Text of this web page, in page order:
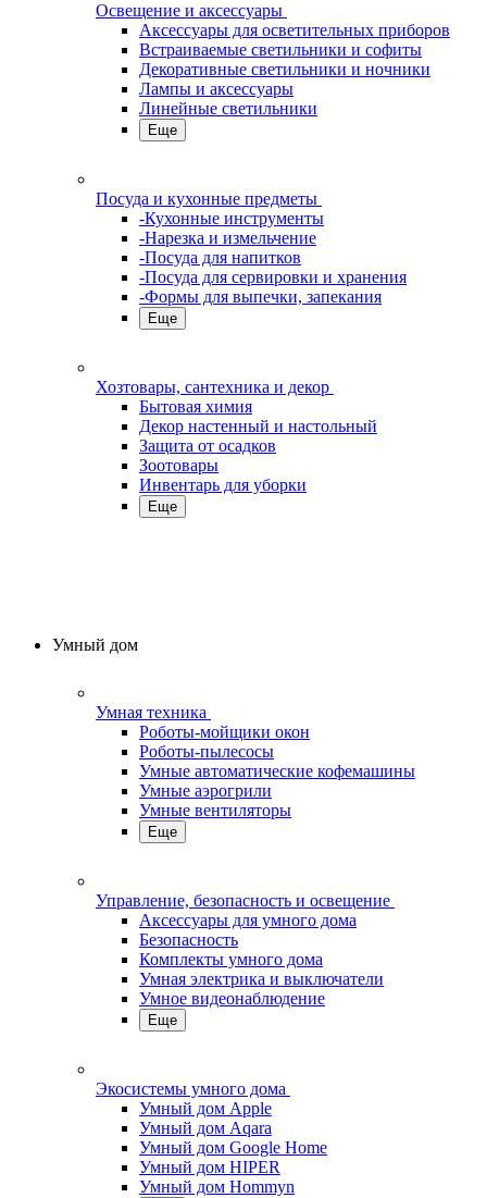
Освещение и аксессуары
Аксессуары для осветительных приборов
Встраиваемые светильники и софиты
Декоративные светильники и ночники
Лампы и аксессуары
Линейные светильники
Еще
Посуда и кухонные предметы
-Кухонные инструменты
-Нарезка и измельчение
-Посуда для напитков
-Посуда для сервировки и хранения
-Формы для выпечки, запекания
Еще
Хозтовары, сантехника и декор
Бытовая химия
Декор настенный и настольный
Защита от осадков
Зоотовары
Инвентарь для уборки
Еще
Умный дом
Умная техника
Роботы-мойщики окон
Роботы-пылесосы
Умные автоматические кофемашины
Умные аэрогрили
Умные вентиляторы
Еще
Управление, безопасность и освещение
Аксессуары для умного дома
Безопасность
Комплекты умного дома
Умная электрика и выключатели
Умное видеонаблюдение
Еще
Экосистемы умного дома
Умный дом Apple
Умный дом Aqara
Умный дом Google Home
Умный дом HIPER
Умный дом Hommyn